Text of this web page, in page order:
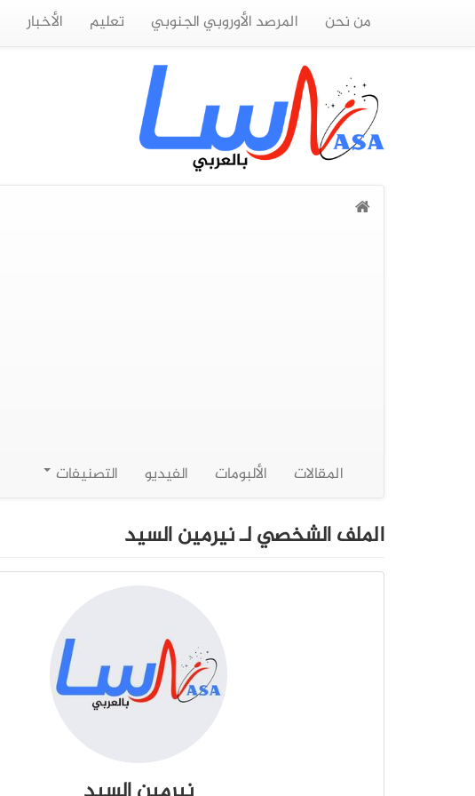
من نحن المرصد الأوروبي الجنوبي تعليم الأخبار
المقالات الألبومات الفيديو التصنيفات
الملف الشخصي لـ نيرمين السيد